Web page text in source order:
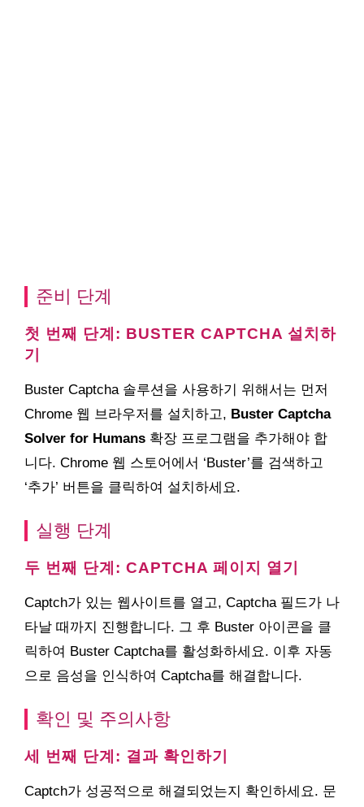
준비 단계
첫 번째 단계: BUSTER CAPTCHA 설치하
기
Buster Captcha 솔루션을 사용하기 위해서는 먼저
Chrome 웹 브라우저를 설치하고, Buster Captcha
Solver for Humans 확장 프로그램을 추가해야 합
니다. Chrome 웹 스토어에서 ‘Buster’를 검색하고
‘추가’ 버튼을 클릭하여 설치하세요.
실행 단계
두 번째 단계: CAPTCHA 페이지 열기
Captch가 있는 웹사이트를 열고, Captcha 필드가 나
타날 때까지 진행합니다. 그 후 Buster 아이콘을 클
릭하여 Buster Captcha를 활성화하세요. 이후 자동
으로 음성을 인식하여 Captcha를 해결합니다.
확인 및 주의사항
세 번째 단계: 결과 확인하기
Captch가 성공적으로 해결되었는지 확인하세요. 문